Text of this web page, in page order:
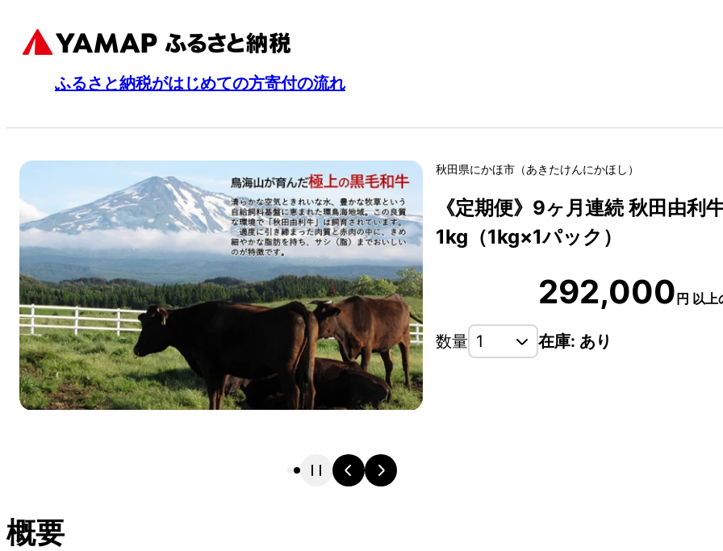
ふるさと納税がはじめての方寄付の流れ
秋田県にかほ市 （あきたけんにかほし ）
《定期便》9ヶ月連続 秋田由利
1kg（1kg×1パック）
292,000円 以上
数量 在庫: あり
概要